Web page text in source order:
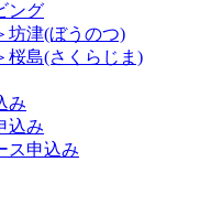
ング
坊津(ぼうのつ)
桜島(さくらじま)
み
込み
ス申込み